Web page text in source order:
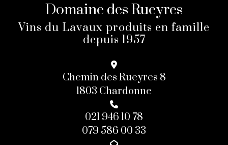
Domaine des Rueyres
Vins du Lavaux produits en famille
depuis 1957
Chemin des Rueyres 8
1803 Chardonne
021 946 10 78
079 586 00 33